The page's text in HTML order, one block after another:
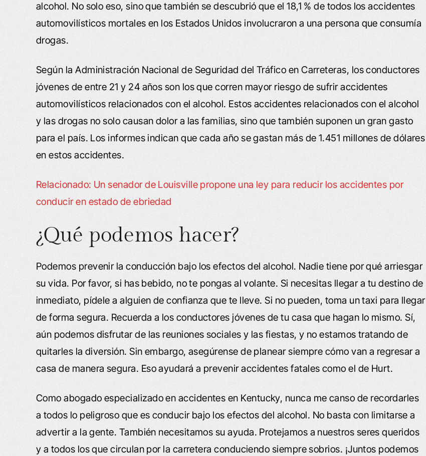
alcohol. No solo eso, sino que también se descubrió que el 18,1 % de todos los accidentes
automovilísticos mortales en los Estados Unidos involucraron a una persona que consumía
drogas.
Según la Administración Nacional de Seguridad del Tráfico en Carreteras, los conductores
jóvenes de entre 21 y 24 años son los que corren mayor riesgo de sufrir accidentes
automovilísticos relacionados con el alcohol. Estos accidentes relacionados con el alcohol
y las drogas no solo causan dolor a las familias, sino que también suponen un gran gasto
para el país. Los informes indican que cada año se gastan más de 1.451 millones de dólares
en estos accidentes.
Relacionado: Un senador de Louisville propone una ley para reducir los accidentes por
conducir en estado de ebriedad
¿Qué podemos hacer?
Podemos prevenir la conducción bajo los efectos del alcohol. Nadie tiene por qué arriesgar
su vida. Por favor, si has bebido, no te pongas al volante. Si necesitas llegar a tu destino de
inmediato, pídele a alguien de confianza que te lleve. Si no pueden, toma un taxi para llegar
de forma segura. Recuerda a los conductores jóvenes de tu casa que hagan lo mismo. Sí,
aún podemos disfrutar de las reuniones sociales y las fiestas, y no estamos tratando de
quitarles la diversión. Sin embargo, asegúrense de planear siempre cómo van a regresar a
casa de manera segura. Eso ayudará a prevenir accidentes fatales como el de Hurt.
Como abogado especializado en accidentes en Kentucky, nunca me canso de recordarles
a todos lo peligroso que es conducir bajo los efectos del alcohol. No basta con limitarse a
advertir a la gente. También necesitamos su ayuda. Protejamos a nuestros seres queridos
y a todos los que circulan por la carretera conduciendo siempre sobrios. ¡Juntos podemos